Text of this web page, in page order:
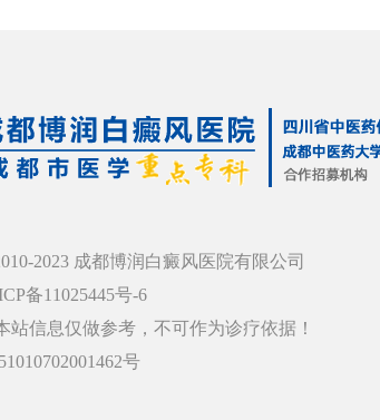
2023 成都博润白癜风医院有限公司
备11025445号-6
站信息仅做参考，不可作为诊疗依据！
号